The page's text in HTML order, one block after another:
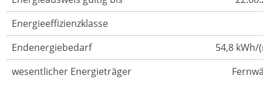
Energieeffizienzklasse
Endenergiebedarf
54,8 kWh/
wesentlicher Energieträger